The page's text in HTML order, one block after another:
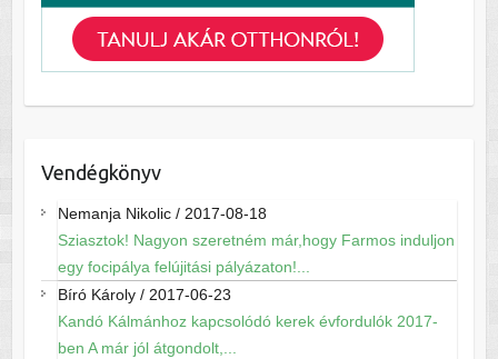
Vendégkönyv
Nemanja Nikolic/ 2017-08-18
Sziasztok! Nagyon szeretném már,hogy Farmos induljon
egy focipálya felújitási pályázaton!...
Bíró Károly/ 2017-06-23
Kandó Kálmánhoz kapcsolódó kerek évfordulók 2017-
ben A már jól átgondolt,...